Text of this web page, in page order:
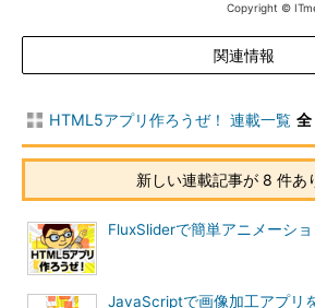
Copyright ©
関連情報
HTML5アプリ作ろうぜ！ 連載一覧 全
新しい連載記事が 8 件あ
FluxSliderで簡単アニメーシ
JavaScriptで画像加工アプリ